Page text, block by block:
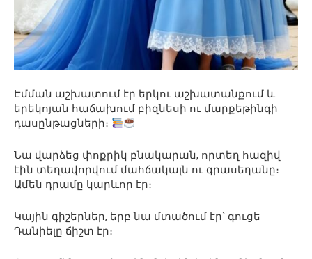
Էմման աշխատում էր երկու աշխատանքում և
երեկոյան հաճախում բիզնեսի ու մարքեթինգի
դասընթացների։
Նա վարձեց փոքրիկ բնակարան, որտեղ հազիվ
էին տեղավորվում մահճակալն ու գրասեղանը։
Ամեն դրամը կարևոր էր։
Կային գիշերներ, երբ նա մտածում էր՝ գուցե
Դանիելը ճիշտ էր։